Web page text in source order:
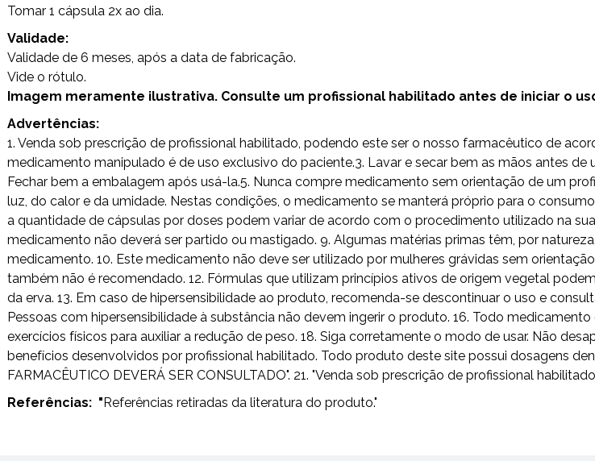
Tomar 1 cápsula 2x ao dia.
Validade:
Validade de 6 meses, após a data de fabricação.
Vide o rótulo.
Imagem meramente ilustrativa. Consulte um profissional habilitado antes de iniciar o
Advertências:
1. Venda sob prescrição de profissional habilitado, podendo este ser o nosso farmacêutico de
medicamento manipulado é de uso exclusivo do paciente.3. Lavar e secar bem as mãos antes
Fechar bem a embalagem após usá-la.5. Nunca compre medicamento sem orientação de um
luz, do calor e da umidade. Nestas condições, o medicamento se manterá próprio para o
a quantidade de cápsulas por doses podem variar de acordo com o procedimento utilizado na
medicamento não deverá ser partido ou mastigado. 9. Algumas matérias primas têm, por
medicamento. 10. Este medicamento não deve ser utilizado por mulheres grávidas sem
também não é recomendado. 12. Fórmulas que utilizam princípios ativos de origem vegetal
da erva. 13. Em caso de hipersensibilidade ao produto, recomenda-se descontinuar o uso e
Pessoas com hipersensibilidade à substância não devem ingerir o produto. 16. Todo
exercícios físicos para auxiliar a redução de peso. 18. Siga corretamente o modo de usar. Não
benefícios desenvolvidos por profissional habilitado. Todo produto deste site possui dosagens
FARMACÊUTICO DEVERÁ SER CONSULTADO". 21. "Venda sob prescrição de profissional
Referências: "Referências retiradas da literatura do produto."